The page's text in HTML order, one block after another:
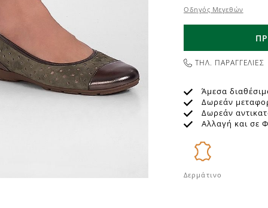
Οδηγός Μεγεθών
ΤΗΛ. ΠΑΡΑΓΓΕΛΙΕΣ
Άμεσα
Δωρεάν
Δωρεάν
Αλλαγή και σε
Δερμάτινο